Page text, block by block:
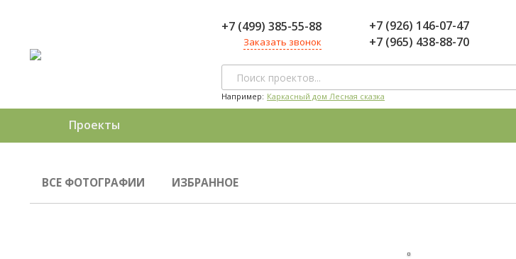
+7 (499) 385-55-88
Заказать звонок
+7 (926) 146-07-47
+7 (965) 438-88-70
Например: Каркасный дом Лесная сказка
Проекты
ВСЕ ФОТОГРАФИИ ИЗБРАННОЕ